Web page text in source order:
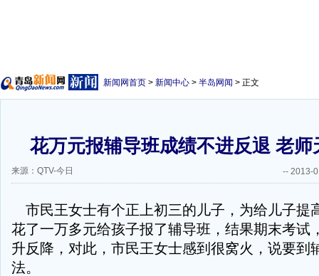
新闻网首页 > 新闻中心 > 半岛网闻 > 正文
花万元报辅导班成绩不进反退 老师
来源：QTV-今日 -- 2013-
市民王女士有个正上初三的儿子，为给儿子提
花了一万多元给孩子报了辅导班，结果期末考试
升反降，对此，市民王女士感到很窝火，说要到
法。